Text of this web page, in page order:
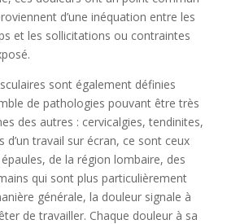
d’une inéquation entre les
et les sollicitations ou contraintes
sont également définies
de pathologies pouvant être très
des autres : cervicalgies, tendinites,
travail sur écran, ce sont ceux
de la région lombaire, des
qui sont plus particulièrement
générale, la douleur signale à
de travailler. Chaque douleur à sa